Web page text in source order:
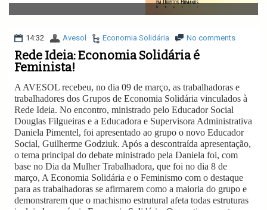
v
i
a
i
14:32 Avesol Economia Solidária No comments
Rede Ideia: Economia Solidária é
Feminista!
A AVESOL recebeu, no dia 09 de março, as trabalhadoras e
trabalhadores dos Grupos de Economia Solidária vinculados à
Rede Ideia. No encontro, ministrado pelo Educador Social
Douglas Filgueiras e a Educadora e Supervisora Administrativa
Daniela Pimentel, foi apresentado ao grupo o novo Educador
Social, Guilherme Godziuk. Após a descontraída apresentação,
o tema principal do debate ministrado pela Daniela foi, com
base no Dia da Mulher Trabalhadora, que foi no dia 8 de
março, A Economia Solidária e o Feminismo com o destaque
para as trabalhadoras se afirmarem como a maioria do grupo e
demonstrarem que o machismo estrutural afeta todas estruturas